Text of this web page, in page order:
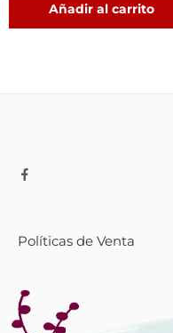
Añadir al carrito
Políticas de Venta